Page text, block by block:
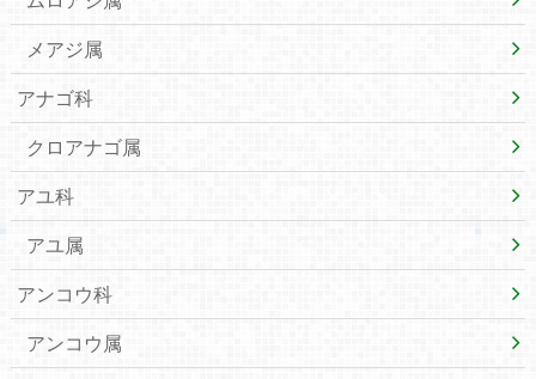
メアジ属
アナゴ科
クロアナゴ属
アユ科
アユ属
アンコウ科
アンコウ属